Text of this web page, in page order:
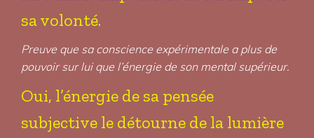
sa volonté.
Preuve que sa conscience expérimentale a plus de
pouvoir sur lui que l’énergie de son mental supérieur.
Oui, l’énergie de sa pensée
subjective le détourne de la lumière